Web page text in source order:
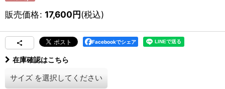
販売価格: 17,600円(税込)
Facebookでシェア
在庫確認はこちら
サイズ を選択してください